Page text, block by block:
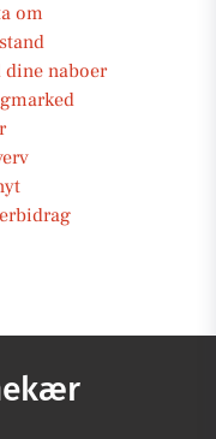
om
dine naboer